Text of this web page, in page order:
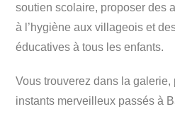
soutien scolaire, proposer des
à l’hygiène aux villageois et
éducatives à tous les enfants.
Vous trouverez dans la
instants merveilleux passés à